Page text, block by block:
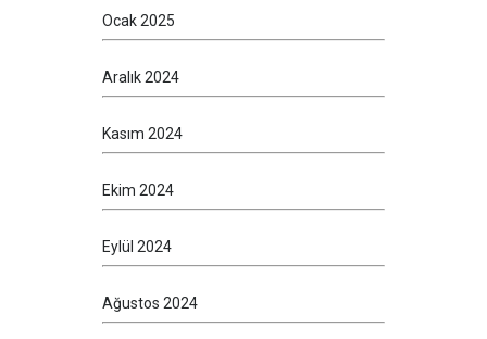
Ocak 2025
Aralık 2024
Kasım 2024
Ekim 2024
Eylül 2024
Ağustos 2024